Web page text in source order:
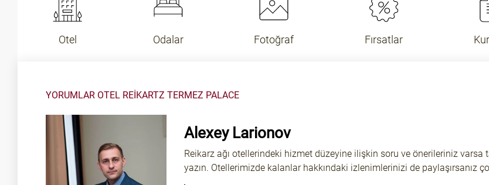
Otel Odalar Fotoğraf Fırsatlar
YORUMLAR OTEL REIKARTZ TERMEZ PALACE
Alexey Larionov
Reikarz ağı otellerindeki hizmet düzeyine ilişkin soru ve önerileriniz
yazın. Otellerimizde kalanlar hakkındaki izlenimlerinizi de paylaşırsanız